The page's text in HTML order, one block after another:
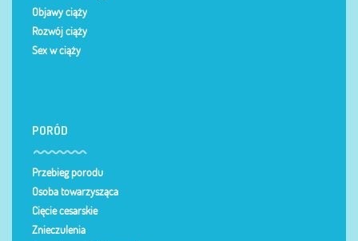
Objawy ciąży
Rozwój ciąży
Sex w ciąży
PORÓD
Przebieg porodu
Osoba towarzysząca
Cięcie cesarskie
Znieczulenia